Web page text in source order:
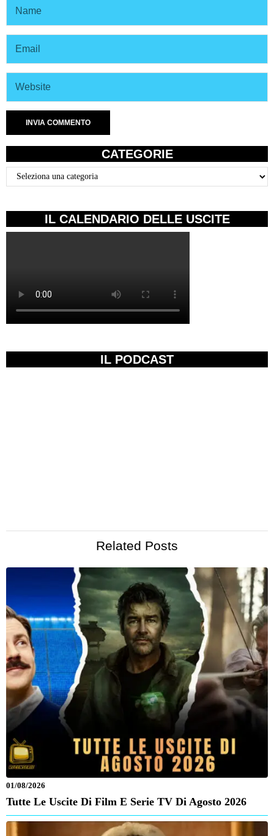
CATEGORIE
Categorie
IL CALENDARIO DELLE USCITE
IL PODCAST
Related Posts
01/08/2026
Tutte Le Uscite Di Film E Serie TV Di Agosto 2026